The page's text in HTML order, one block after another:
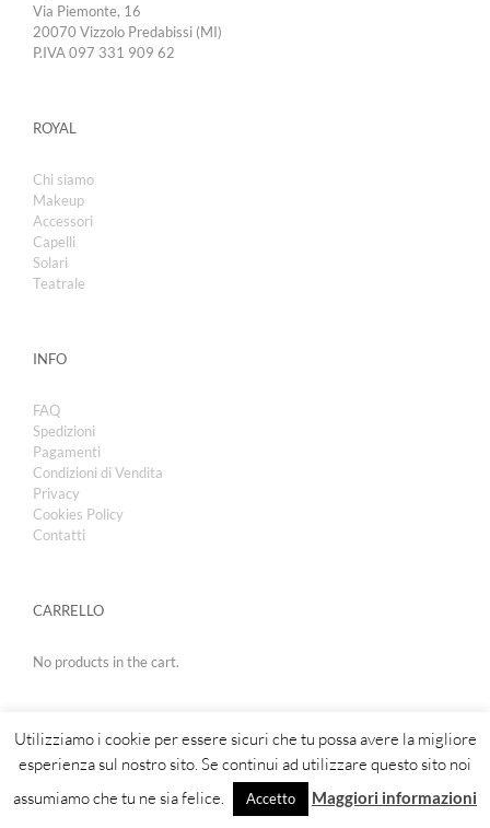
Via Piemonte, 16
20070 Vizzolo Predabissi (MI)
P.IVA 097 331 909 62
ROYAL
Chi siamo
Makeup
Accessori
Capelli
Solari
Teatrale
INFO
FAQ
Spedizioni
Pagamenti
Condizioni di Vendita
Privacy
Cookies Policy
Contatti
CARRELLO
No products in the cart.
Copyright 2019 | Royal Cosmetic
Utilizziamo i cookie per essere sicuri che tu possa avere la migliore
esperienza sul nostro sito. Se continui ad utilizzare questo sito noi
assumiamo che tu ne sia felice.
Accetto Maggiori informazioni